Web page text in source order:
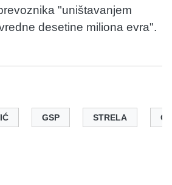
"uništavanjem
desetine miliona evra".
GSP STRELA